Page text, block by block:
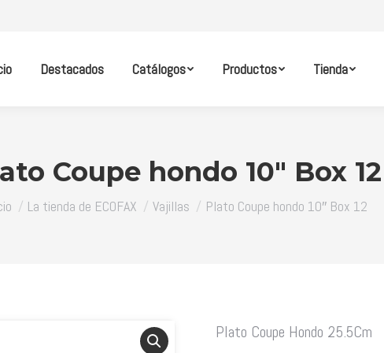
Destacados Catálogos Productos Tienda
Coupe hondo 10″ Box 12
aquí:
La tienda de ECOFAX Vajillas Plato Coupe hondo 10″ Box 12
Plato Coupe Hondo 25.5Cm